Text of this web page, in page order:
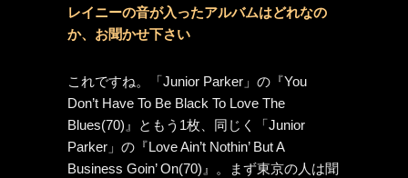
レイニーの音が入ったアルバムはどれなの
か、お聞かせ下さい
これですね。「Junior Parker」の『You
Don’t Have To Be Black To Love The
Blues(70)』ともう1枚、同じく「Junior
Parker」の『Love Ain’t Nothin’ But A
Business Goin’ On(70)』。まず東京の人は聞